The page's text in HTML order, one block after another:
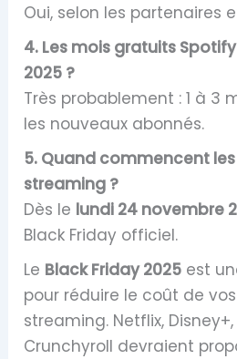
Oui, selon les partenaires
4. Les mois gratuits
2025 ?
Très probablement : 1 à 3
les nouveaux abonnés.
5. Quand commencent
streaming ?
Dès le lundi 24 novembre
Black Friday officiel.
Le Black Friday 2025 est
pour réduire le coût de
streaming. Netflix,
Crunchyroll devraient